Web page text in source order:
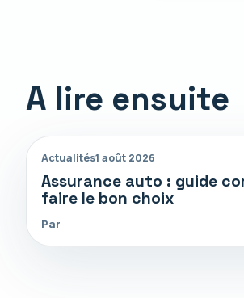
A lire ensuite
Actualités1 août 2026
Assurance auto : guide
faire le bon choix
Par